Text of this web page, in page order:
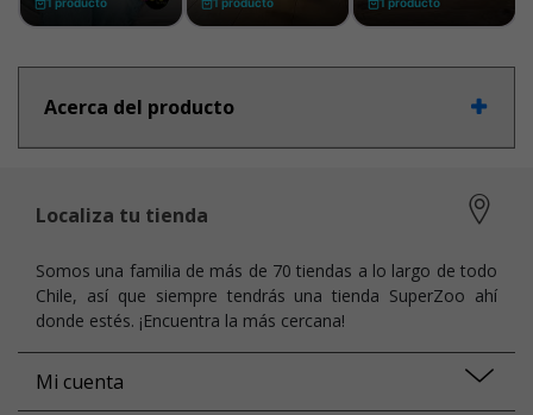
Acerca del producto
Localiza tu tienda
Somos una familia de más de 70 tiendas a lo largo de todo
Chile, así que siempre tendrás una tienda SuperZoo ahí
donde estés. ¡Encuentra la más cercana!
Mi cuenta